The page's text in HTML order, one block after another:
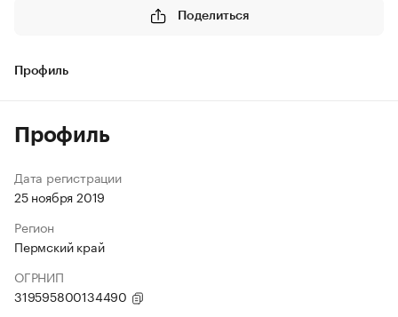
Поделиться
Профиль
Профиль
Дата регистрации
25 ноября 2019
Регион
Пермский край
ОГРНИП
319595800134490